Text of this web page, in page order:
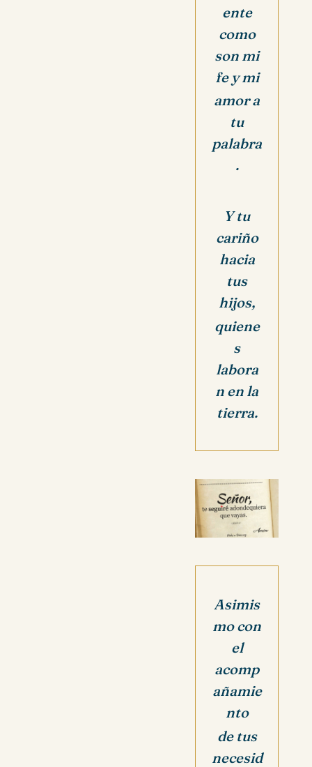
ente
como
son mi
fe y mi
amor a
tu
palabra
.
Y tu
cariño
hacia
tus
hijos,
quiene
s
labora
n en la
tierra.
Asimis
mo con
el
acomp
añamie
nto
de tus
necesid